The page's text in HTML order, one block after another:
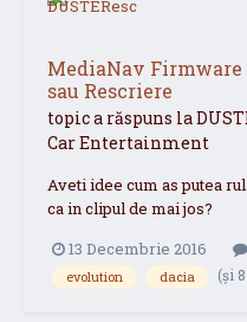
MediaNav Firmware
sau Rescriere
topic a răspuns la
Car Entertainment
Aveti idee cum as putea
ca in clipul de mai jos?
13 Decembrie 2016
evolution dacia (și